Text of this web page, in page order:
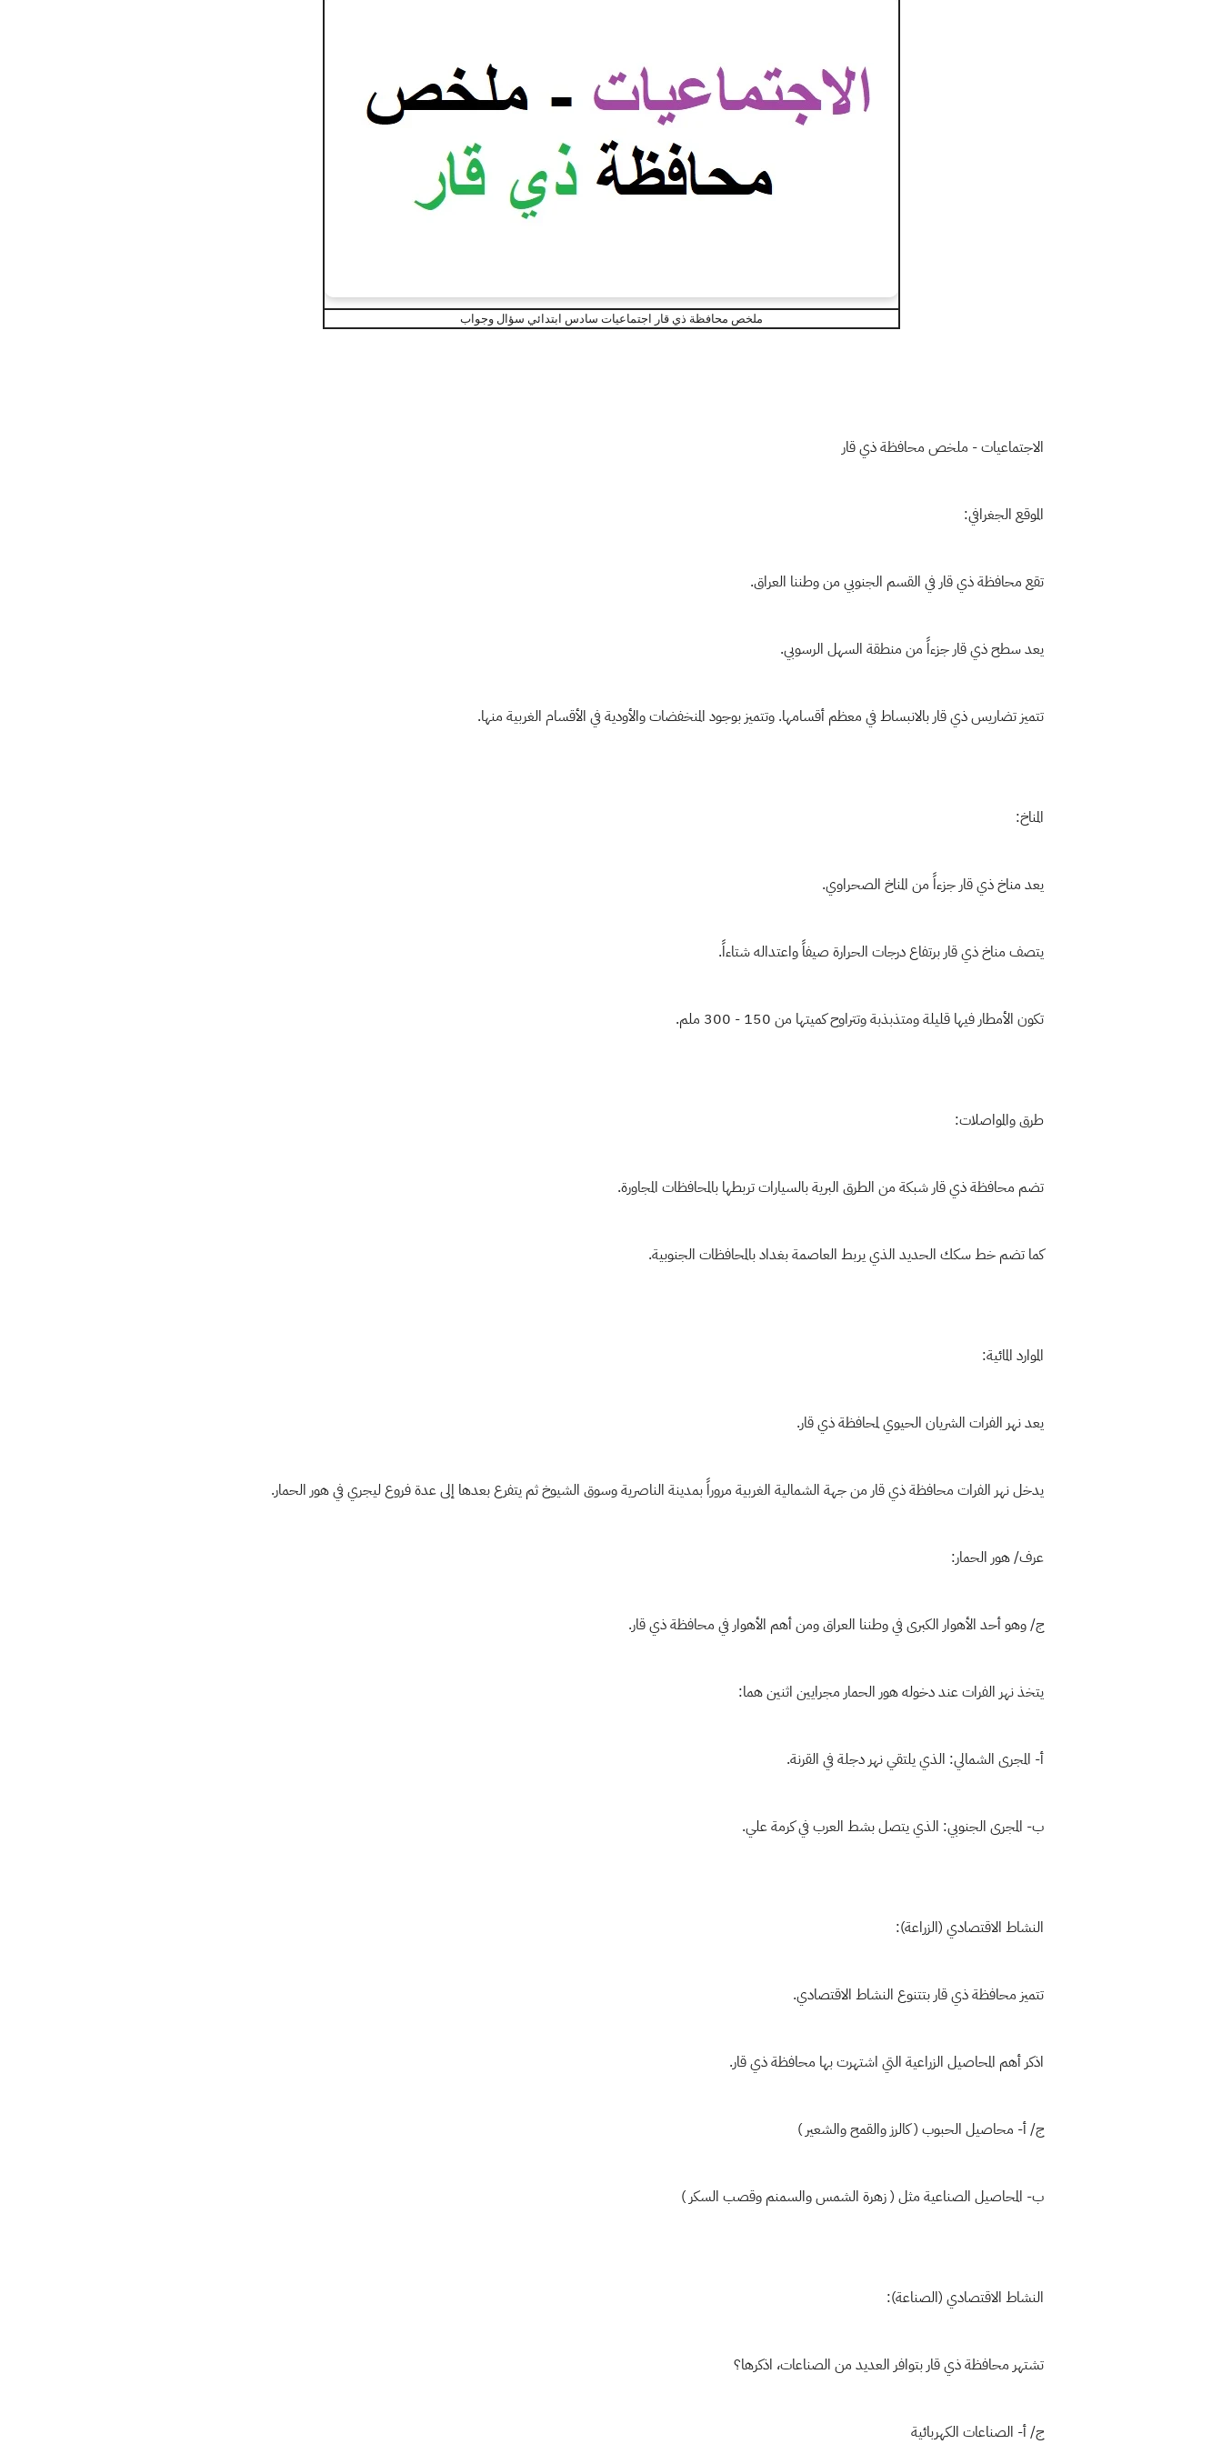
ملخص محافظة ذي قار اجتماعيات سادس ابتدائي سؤال وجواب
الاجتماعيات - ملخص محافظة ذي قار
الموقع الجغرافي:
تقع محافظة ذي قار في القسم الجنوبي من وطننا العراق.
يعد سطح ذي قار جزءاً من منطقة السهل الرسوبي.
تتميز تضاريس ذي قار بالانبساط في معظم أقسامها. وتتميز بوجود المنخفضات والأودية في الأقسام الغربية منها.
المناخ:
يعد مناخ ذي قار جزءاً من المناخ الصحراوي.
يتصف مناخ ذي قار برتفاع درجات الحرارة صيفاً واعتداله شتاءاً.
تكون الأمطار فيها قليلة ومتذبذبة وتتراوح كميتها من 150 - 300 ملم.
طرق والمواصلات:
تضم محافظة ذي قار شبكة من الطرق البرية بالسيارات تربطها بالمحافظات المجاورة.
كما تضم خط سكك الحديد الذي يربط العاصمة بغداد بالمحافظات الجنوبية.
الموارد المائية:
يعد نهر الفرات الشريان الحيوي لمحافظة ذي قار.
يدخل نهر الفرات محافظة ذي قار من جهة الشمالية الغربية مروراً بمدينة الناصرية وسوق الشيوخ ثم يتفرع بعدها إلى عدة فروع ليجري في هور الحمار.
عرف/ هور الحمار:
ج/ وهو أحد الأهوار الكبرى في وطننا العراق ومن أهم الأهوار في محافظة ذي قار.
يتخذ نهر الفرات عند دخوله هور الحمار مجرايين اثنين هما:
أ- المجرى الشمالي: الذي يلتقي نهر دجلة في القرنة.
ب- المجرى الجنوبي: الذي يتصل بشط العرب في كرمة علي.
النشاط الاقتصادي (الزراعة):
تتميز محافظة ذي قار بتتنوع النشاط الاقتصادي.
اذكر أهم المحاصيل الزراعية التي اشتهرت بها محافظة ذي قار.
ج/ أ- محاصيل الحبوب ( كالرز والقمح والشعير )
ب- المحاصيل الصناعية مثل ( زهرة الشمس والسمنم وقصب السكر )
النشاط الاقتصادي (الصناعة):
تشتهر محافظة ذي قار بتوافر العديد من الصناعات، اذكرها؟
ج/ أ- الصناعات الكهربائية